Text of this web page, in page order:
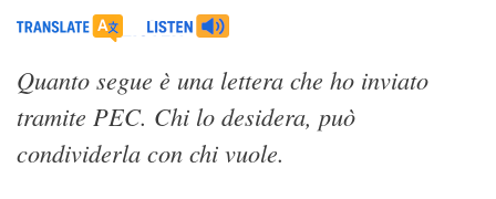
Quanto segue è una lettera che ho inviato
tramite PEC. Chi lo desidera, può
condividerla con chi vuole.